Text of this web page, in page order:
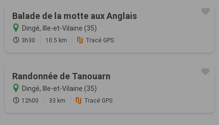
Balade de la motte aux Anglais
Dingé, Ille-et-Vilaine (35)
3h30 10.5 km Tracé GPS
Randonnée de Tanouarn
Dingé, Ille-et-Vilaine (35)
12h00 33 km Tracé GPS